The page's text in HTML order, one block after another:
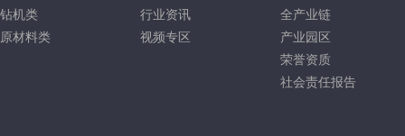
钻机类
原材料类
行业资讯
视频专区
全产业链
产业园区
荣誉资质
社会责任报告